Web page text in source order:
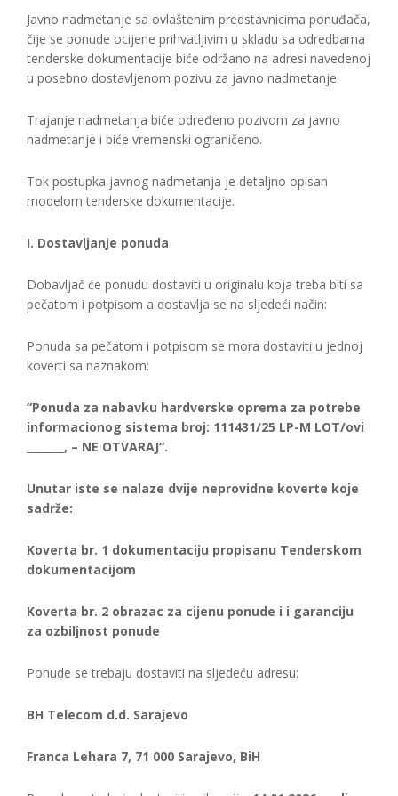
Javno nadmetanje sa ovlaštenim predstavnicima ponuđača,
čije se ponude ocijene prihvatljivim u skladu sa odredbama
tenderske dokumentacije biće održano na adresi navedenoj
u posebno dostavljenom pozivu za javno nadmetanje.
Trajanje nadmetanja biće određeno pozivom za javno
nadmetanje i biće vremenski ograničeno.
Tok postupka javnog nadmetanja je detaljno opisan
modelom tenderske dokumentacije.
I. Dostavljanje ponuda
Dobavljač će ponudu dostaviti u originalu koja treba biti sa
pečatom i potpisom a dostavlja se na sljedeći način:
Ponuda sa pečatom i potpisom se mora dostaviti u jednoj
koverti sa naznakom:
“Ponuda za nabavku hardverske oprema za potrebe
informacionog sistema broj: 111431/25 LP-M LOT/ovi
_______, – NE OTVARAJ“.
Unutar iste se nalaze dvije neprovidne koverte koje
sadrže:
Koverta br. 1 dokumentaciju propisanu Tenderskom
dokumentacijom
Koverta br. 2 obrazac za cijenu ponude i i garanciju
za ozbiljnost ponude
Ponude se trebaju dostaviti na sljedeću adresu:
BH Telecom d.d. Sarajevo
Franca Lehara 7, 71 000 Sarajevo, BiH